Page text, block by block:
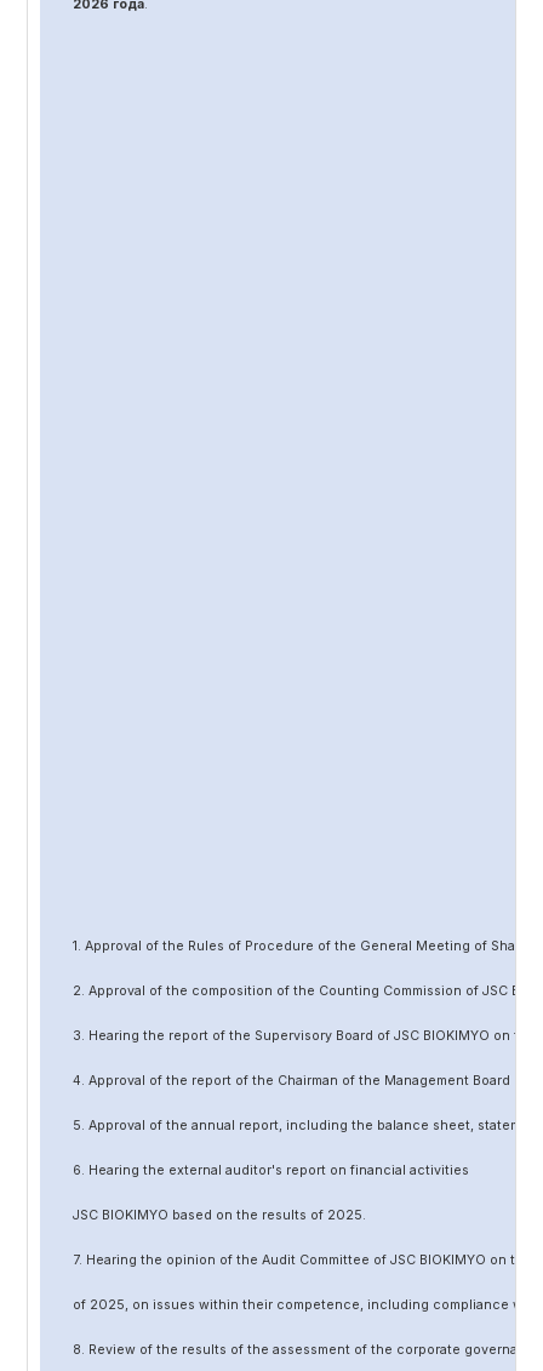
2026 года.
1. Approval of the Rules of Procedure of the General Meeting of
2. Approval of the composition of the Counting Commission of JSC
3. Hearing the report of the Supervisory Board of JSC BIOKIMYO on
4. Approval of the report of the Chairman of the Management Board
5. Approval of the annual report, including the balance sheet,
6. Hearing the external auditor's report on financial activities
JSC BIOKIMYO based on the results of 2025.
7. Hearing the opinion of the Audit Committee of JSC BIOKIMYO on the
of 2025, on issues within their competence, including compliance
8. Review of the results of the assessment of the corporate